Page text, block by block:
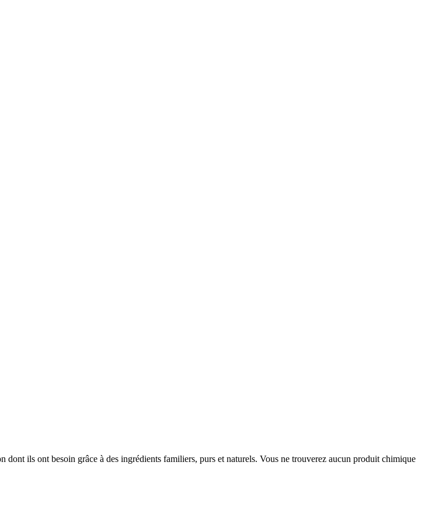
ils ont besoin grâce à des ingrédients familiers, purs et naturels. Vous ne trouverez aucun produit chimique